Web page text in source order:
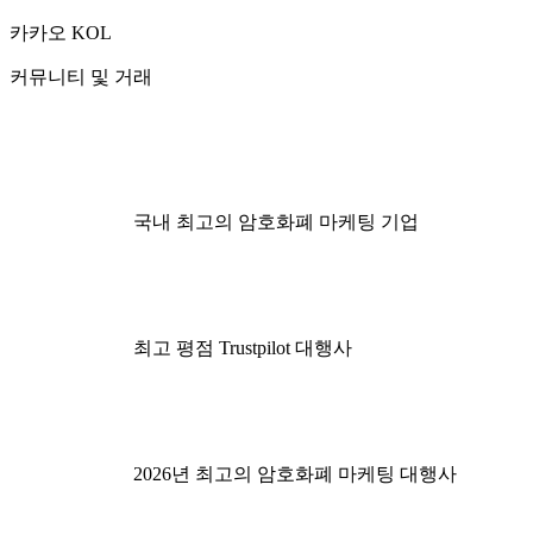
카카오 KOL
커뮤니티 및 거래
국내 최고의 암호화폐 마케팅 기업
최고 평점 Trustpilot 대행사
2026년 최고의 암호화폐 마케팅 대행사